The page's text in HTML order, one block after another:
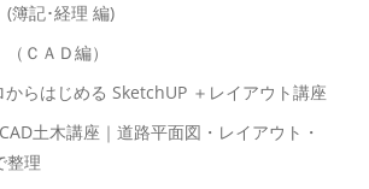
(簿記･経理 編)
（ＣＡＤ編）
らはじめる SketchUP ＋レイアウト講座
土木講座｜道路平面図・レイアウト・
整理